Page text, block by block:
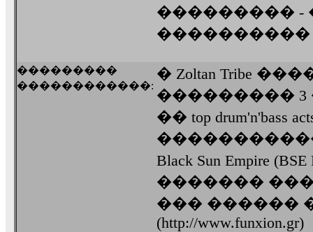
��������� -
����������
���������
������������:
� Zoltan Tribe
��������� 3
�� top
Black Sun Empire
������� ���
��� ������
(http://www.funxion.gr)